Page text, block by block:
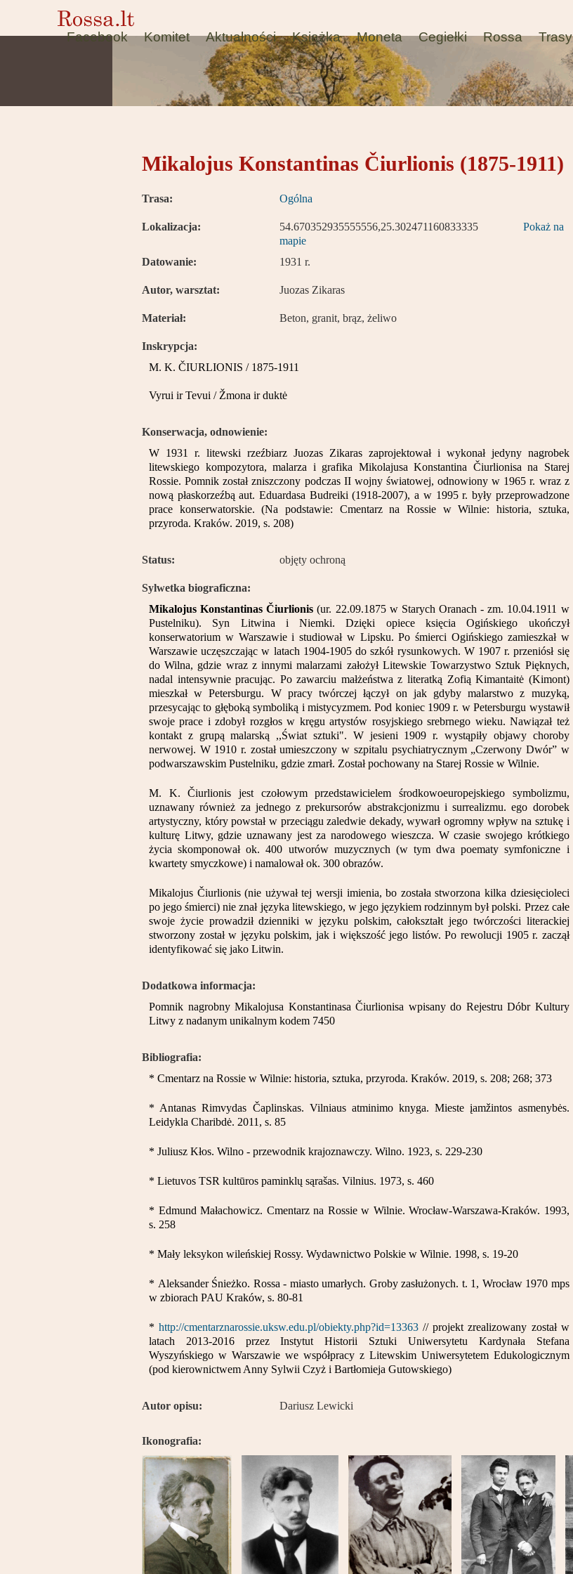
Facebook Komitet Aktualności Książka Moneta Cegiełki Rossa Trasy
Mikalojus Konstantinas Čiurlionis (1875-1911)
Trasa: Ogólna
Lokalizacja: 54.670352935555556,25.302471160833335
Pokaż na
mapie
Datowanie:
1931 r.
Autor, warsztat: Juozas Zikaras
Materiał: Beton, granit, brąz, żeliwo
Inskrypcja:
M. K. ČIURLIONIS / 1875-1911
Vyrui ir Tevui / Žmona ir duktė
Konserwacja, odnowienie:
W 1931 r. litewski rzeźbiarz Juozas Zikaras zaprojektował i wykonał jedyny nagrobek
litewskiego kompozytora, malarza i grafika Mikolajusa Konstantina Čiurlionisa na Starej
Rossie. Pomnik został zniszczony podczas II wojny światowej, odnowiony w 1965 r. wraz z
nową płaskorzeźbą aut. Eduardasa Budreiki (1918-2007), a w 1995 r. były przeprowadzone
prace konserwatorskie. (Na podstawie: Cmentarz na Rossie w Wilnie: historia, sztuka,
przyroda. Kraków. 2019, s. 208)
Status: objęty ochroną
Sylwetka biograficzna:
Mikalojus Konstantinas Čiurlionis (ur. 22.09.1875 w Starych Oranach - zm. 10.04.1911 w
Pustelniku). Syn Litwina i Niemki. Dzięki opiece księcia Ogińskiego ukończył
konserwatorium w Warszawie i studiował w Lipsku. Po śmierci Ogińskiego zamieszkał w
Warszawie uczęszczając w latach 1904-1905 do szkół rysunkowych. W 1907 r. przeniósł się
do Wilna, gdzie wraz z innymi malarzami założył Litewskie Towarzystwo Sztuk Pięknych,
nadal intensywnie pracując. Po zawarciu małżeństwa z literatką Zofią Kimantaitė (Kimont)
mieszkał w Petersburgu. W pracy twórczej łączył on jak gdyby malarstwo z muzyką,
przesycając to głęboką symboliką i mistycyzmem. Pod koniec 1909 r. w Petersburgu wystawił
swoje prace i zdobył rozgłos w kręgu artystów rosyjskiego srebrnego wieku. Nawiązał też
kontakt z grupą malarską ,,Świat sztuki". W jesieni 1909 r. wystąpiły objawy choroby
nerwowej. W 1910 r. został umieszczony w szpitalu psychiatrycznym „Czerwony Dwór” w
podwarszawskim Pustelniku, gdzie zmarł. Został pochowany na Starej Rossie w Wilnie.
M. K. Čiurlionis jest czołowym przedstawicielem środkowoeuropejskiego symbolizmu,
uznawany również za jednego z prekursorów abstrakcjonizmu i surrealizmu. ego dorobek
artystyczny, który powstał w przeciągu zaledwie dekady, wywarł ogromny wpływ na sztukę i
kulturę Litwy, gdzie uznawany jest za narodowego wieszcza. W czasie swojego krótkiego
życia skomponował ok. 400 utworów muzycznych (w tym dwa poematy symfoniczne i
kwartety smyczkowe) i namalował ok. 300 obrazów.
Mikalojus Čiurlionis (nie używał tej wersji imienia, bo została stworzona kilka dziesięcioleci
po jego śmierci) nie znał języka litewskiego, w jego językiem rodzinnym był polski. Przez całe
swoje życie prowadził dzienniki w języku polskim, całokształt jego twórczości literackiej
stworzony został w języku polskim, jak i większość jego listów. Po rewolucji 1905 r. zaczął
identyfikować się jako Litwin.
Dodatkowa informacja:
Pomnik nagrobny Mikalojusa Konstantinasa Čiurlionisa wpisany do Rejestru Dóbr Kultury
Litwy z nadanym unikalnym kodem 7450
Bibliografia:
* Cmentarz na Rossie w Wilnie: historia, sztuka, przyroda. Kraków. 2019, s. 208; 268; 373
* Antanas Rimvydas Čaplinskas. Vilniaus atminimo knyga. Mieste įamžintos asmenybės.
Leidykla Charibdė. 2011, s. 85
* Juliusz Kłos. Wilno - przewodnik krajoznawczy. Wilno. 1923, s. 229-230
* Lietuvos TSR kultūros paminklų sąrašas. Vilnius. 1973, s. 460
* Edmund Małachowicz. Cmentarz na Rossie w Wilnie. Wrocław-Warszawa-Kraków. 1993,
s. 258
* Mały leksykon wileńskiej Rossy. Wydawnictwo Polskie w Wilnie. 1998, s. 19-20
* Aleksander Śnieżko. Rossa - miasto umarłych. Groby zasłużonych. t. 1, Wrocław 1970 mps
w zbiorach PAU Kraków, s. 80-81
*http://cmentarznarossie.uksw.edu.pl/obiekty.php?id=13363 // projekt zrealizowany został w
latach 2013-2016 przez Instytut Historii Sztuki Uniwersytetu Kardynała Stefana
Wyszyńskiego w Warszawie we współpracy z Litewskim Uniwersytetem Edukologicznym
(pod kierownictwem Anny Sylwii Czyż i Bartłomieja Gutowskiego)
Autor opisu: Dariusz Lewicki
Ikonografia: